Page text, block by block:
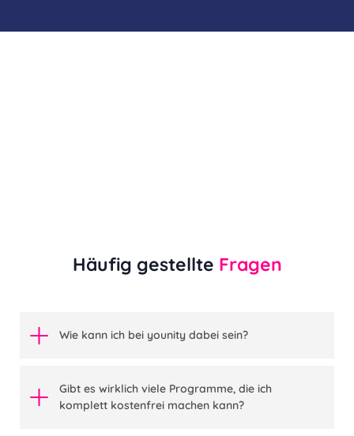
Häufig gestellte Fragen
Wie kann ich bei younity dabei sein?
Gibt es wirklich viele Programme, die ich
komplett kostenfrei machen kann?